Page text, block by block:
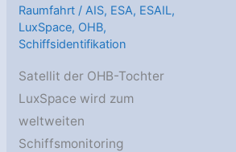
Raumfahrt /AIS, ESA, ESAIL,
LuxSpace, OHB,
Schiffsidentifikation
Satellit der OHB-Tochter
LuxSpace wird zum
weltweiten
Schiffsmonitoring